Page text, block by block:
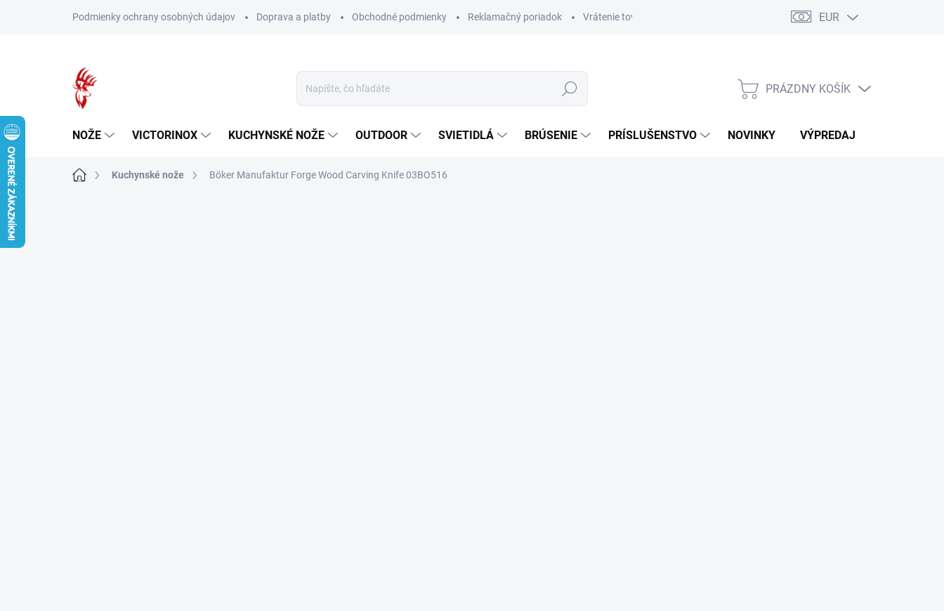
Podmienky ochrany osobných údajov Doprava a platby Obchodné podmienky Reklamačný poriadok Vrátenie tovaru EUR
Hľadať
NÁKUPNÝ
PRÁZDNY KOŠÍK
NOŽE VICTORINOX KUCHYNSKÉ NOŽE OUTDOOR SVIETIDLÁ BRÚSENIE PRÍSLUŠENSTVO NOVINKY VÝPREDAJ
DomovKuchynské nože Böker Manufaktur Forge Wood Carving Knife 03BO516